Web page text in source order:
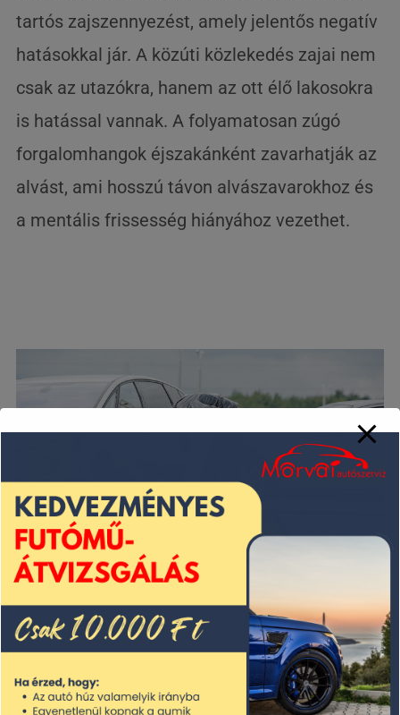
tartós zajszennyezést, amely jelentős negatív
hatásokkal jár. A közúti közlekedés zajai nem
csak az utazókra, hanem az ott élő lakosokra
is hatással vannak. A folyamatosan zúgó
forgalomhangok éjszakánként zavarhatják az
alvást, ami hosszú távon alvászavarokhoz és
a mentális frissesség hiányához vezethet.
Az emberek egészségét számos módon
befolyásolhatja a tartós zajszennyezés. Az
állandó zajhatások stresszt, szorongást és